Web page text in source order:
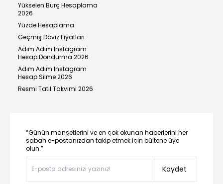
Yükselen Burç Hesaplama
2026
Yüzde Hesaplama
Geçmiş Döviz Fiyatları
Adım Adım Instagram
Hesap Dondurma 2026
Adım Adım Instagram
Hesap Silme 2026
Resmi Tatil Takvimi 2026
“Günün manşetlerini ve en çok okunan haberlerini her
sabah e-postanızdan takip etmek için bültene üye
olun.”
Kaydet